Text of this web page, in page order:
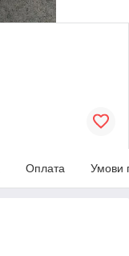
Оплата Умови